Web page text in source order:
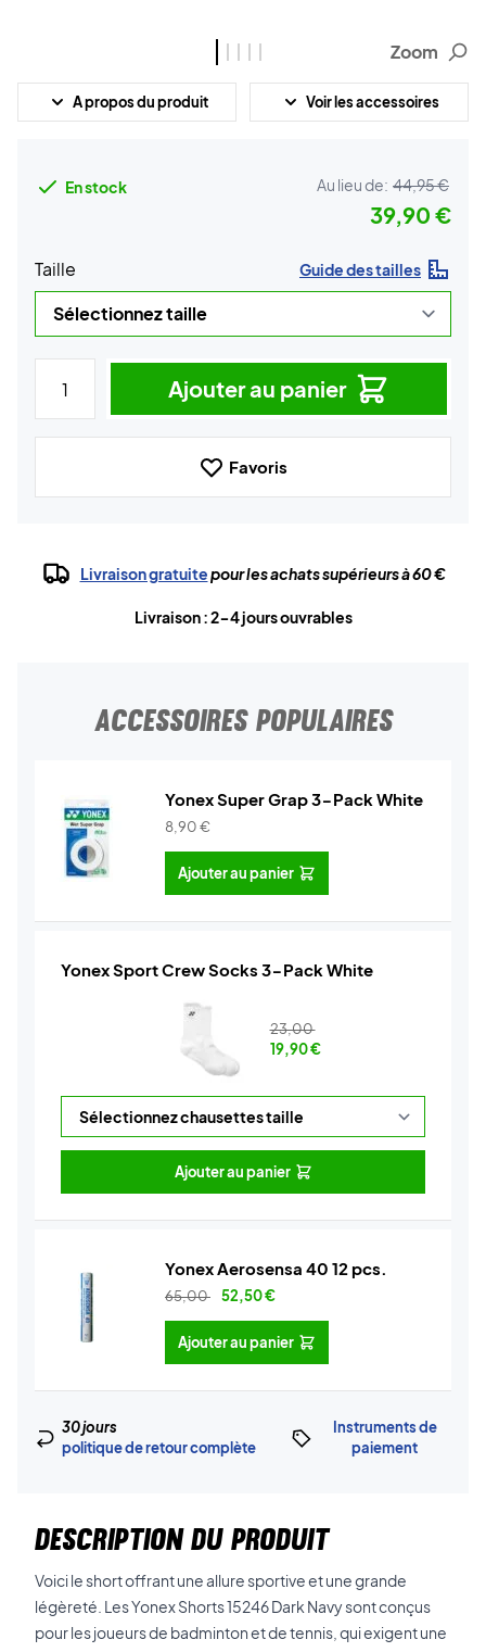
Zoom
A propos du produit Voir les accessoires
En stock Au lieu de: 44,95 €
39,90 €
Taille Guide des tailles
Ajouter au panier
Favoris
Livraison gratuitepour les achats supérieurs à 60 €
Livraison : 2-4 jours ouvrables
ACCESSOIRES POPULAIRES
Yonex Super Grap 3-Pack White
8,90€
Ajouter au panier
Yonex Sport Crew Socks 3-Pack White
23,00
19,90€
Ajouter au panier
Yonex Aerosensa 40 12 pcs.
65,00 52,50€
Ajouter au panier
30 jours
politique de retour complète
Instruments de
paiement
DESCRIPTION DU PRODUIT
Voici le short offrant une allure sportive et une grande
légèreté. Les Yonex Shorts 15246 Dark Navy sont conçus
pour les joueurs de badminton et de tennis, qui exigent une